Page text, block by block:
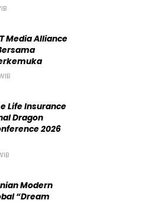
Media Alliance
Life Insurance
Dragon
2026
Modern
“Dream